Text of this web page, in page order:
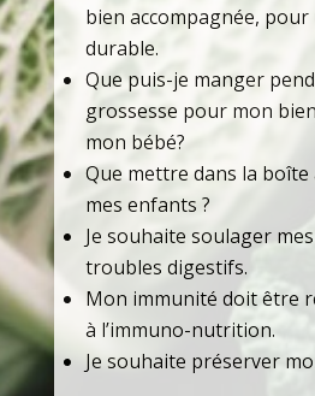
bien accompagnée,
durable.
Que puis-je manger
grossesse pour mon
mon bébé?
Que mettre dans la
mes enfants ?
Je souhaite soulager mes
troubles digestifs.
Mon immunité doit être
à l’immuno-nutrition.
Je souhaite préserver